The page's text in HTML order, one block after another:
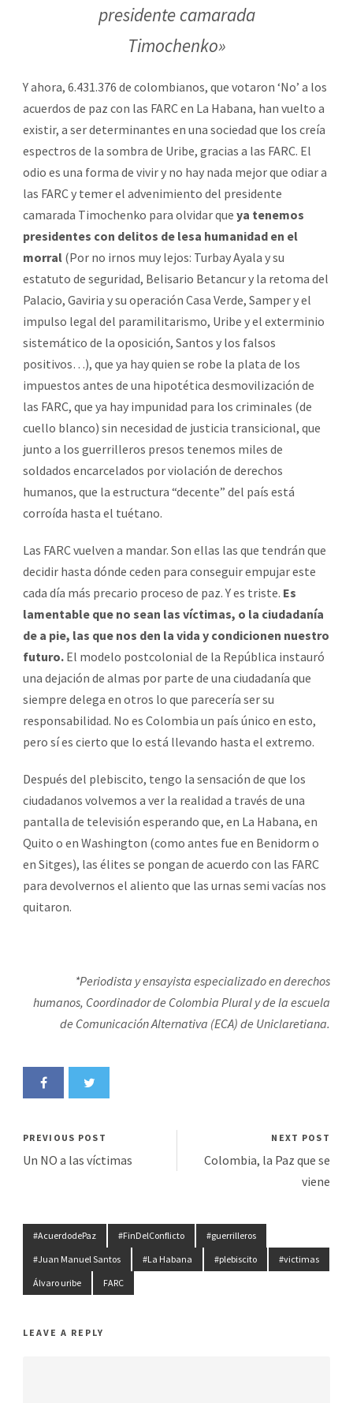
presidente camarada
Timochenko»
Y ahora, 6.431.376 de colombianos, que votaron ‘No’ a los
acuerdos de paz con las FARC en La Habana, han vuelto a
existir, a ser determinantes en una sociedad que los creía
espectros de la sombra de Uribe, gracias a las FARC. El
odio es una forma de vivir y no hay nada mejor que odiar a
las FARC y temer el advenimiento del presidente
camarada Timochenko para olvidar que ya tenemos
presidentes con delitos de lesa humanidad en el
morral (Por no irnos muy lejos: Turbay Ayala y su
estatuto de seguridad, Belisario Betancur y la retoma del
Palacio, Gaviria y su operación Casa Verde, Samper y el
impulso legal del paramilitarismo, Uribe y el exterminio
sistemático de la oposición, Santos y los falsos
positivos…), que ya hay quien se robe la plata de los
impuestos antes de una hipotética desmovilización de
las FARC, que ya hay impunidad para los criminales (de
cuello blanco) sin necesidad de justicia transicional, que
junto a los guerrilleros presos tenemos miles de
soldados encarcelados por violación de derechos
humanos, que la estructura “decente” del país está
corroída hasta el tuétano.
Las FARC vuelven a mandar. Son ellas las que tendrán que
decidir hasta dónde ceden para conseguir empujar este
cada día más precario proceso de paz. Y es triste. Es
lamentable que no sean las víctimas, o la ciudadanía
de a pie, las que nos den la vida y condicionen nuestro
futuro. El modelo postcolonial de la República instauró
una dejación de almas por parte de una ciudadanía que
siempre delega en otros lo que parecería ser su
responsabilidad. No es Colombia un país único en esto,
pero sí es cierto que lo está llevando hasta el extremo.
Después del plebiscito, tengo la sensación de que los
ciudadanos volvemos a ver la realidad a través de una
pantalla de televisión esperando que, en La Habana, en
Quito o en Washington (como antes fue en Benidorm o
en Sitges), las élites se pongan de acuerdo con las FARC
para devolvernos el aliento que las urnas semi vacías nos
quitaron.
*Periodista y ensayista especializado en derechos
humanos, Coordinador de Colombia Plural y de la escuela
de Comunicación Alternativa (ECA) de Uniclaretiana.
PREVIOUS POST
Un NO a las víctimas
NEXT POST
Colombia, la Paz que se
viene
#AcuerdodePaz #FinDelConflicto
#guerrilleros
#Juan Manuel Santos
#La Habana #plebiscito
#victimas
Álvaro uribe
FARC
LEAVE A REPLY